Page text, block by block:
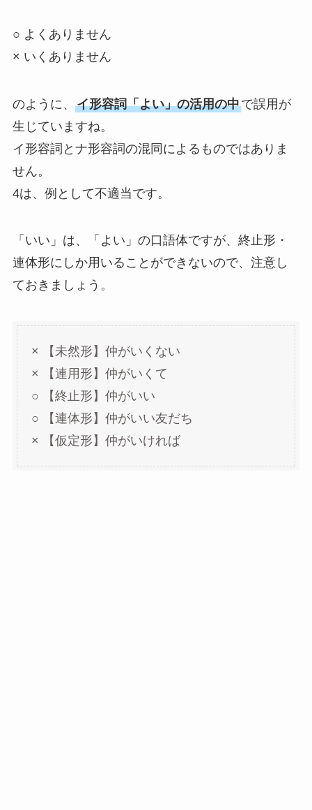
○ よくありません
× いくありません
のように、 イ形容詞「よい」の活用の中で誤用が
生じていますね。
イ形容詞とナ形容詞の混同によるものではありま
せん。
4は、例として不適当です。
「いい」は、「よい」の口語体ですが、終止形・
連体形にしか用いることができないので、注意し
ておきましょう。
× 【未然形】仲がいくない
× 【連用形】仲がいくて
○ 【終止形】仲がいい
○ 【連体形】仲がいい友だち
× 【仮定形】仲がいければ